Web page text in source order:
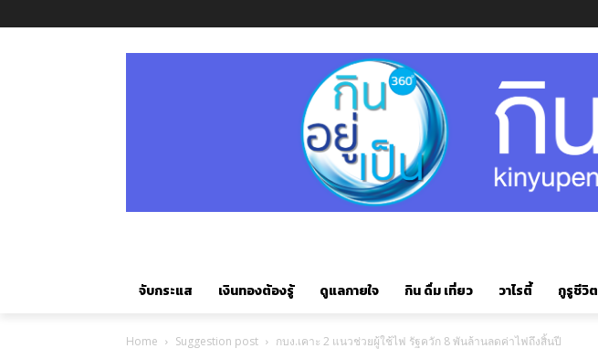
จับกระแส เงินทองต้องรู้ ดูแลกายใจ กิน ดื่ม เที่ยว วาไรตี้ กูรูชีวิต
Home Suggestion post กบง.เคาะ 2 แนวช่วยผู้ใช้ไฟ รัฐควัก 8 พันล้านลดค่าไฟถึงสิ้นปี